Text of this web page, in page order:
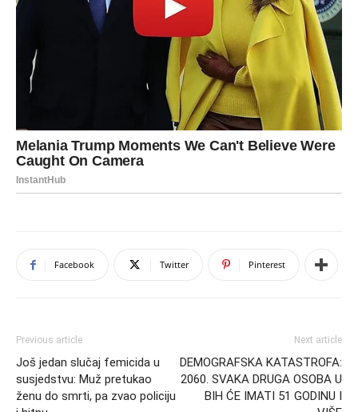
Facebook Twitter Pinterest
Previous article
Još jedan slučaj femicida u
susjedstvu: Muž pretukao
ženu do smrti, pa zvao policiju
Next article
DEMOGRAFSKA KATASTROFA:
2060. SVAKA DRUGA OSOBA U
BIH ĆE IMATI 51 GODINU I